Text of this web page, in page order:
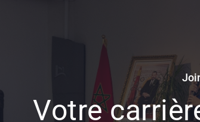
Votre